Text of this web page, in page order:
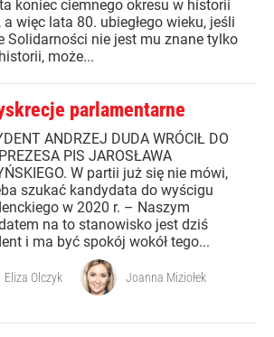
koniec ciemnego okresu w historii
a więc lata 80. ubiegłego wieku, jeśli
Solidarności nie jest mu znane tylko
może...
parlamentarne
ANDRZEJ DUDA WRÓCIŁ DO
PIS JAROSŁAWA
W partii już się nie mówi,
szukać kandydata do wyścigu
w 2020 r. – Naszym
na to stanowisko jest dziś
i ma być spokój wokół tego...
Eliza Olczyk Joanna Miziołek